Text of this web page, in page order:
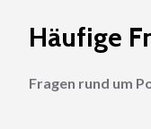
Häufige
Fragen rund um